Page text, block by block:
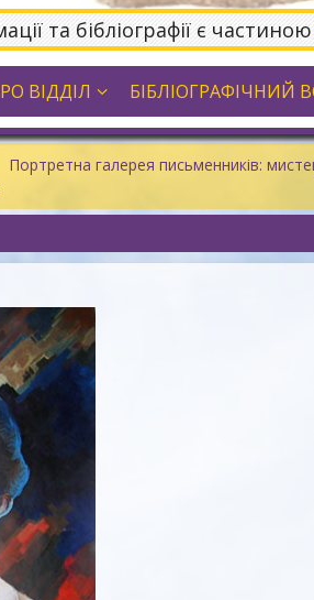
та бібліографії є частиною
ВІДДІЛ БІБЛІОГРАФІЧНИЙ
Портретна галерея письменників: